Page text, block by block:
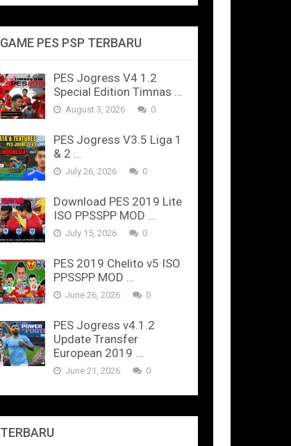
GAME PES PSP TERBARU
PES Jogress V4 1.2
Special Edition Timnas …
August 3, 2026 0
PES Jogress V3.5 Liga 1
& 2 …
July 26, 2026 0
Download PES 2019 Lite
ISO PPSSPP MOD …
July 15, 2026 0
PES 2019 Chelito v5 ISO
PPSSPP MOD …
June 26, 2026 0
PES Jogress v4.1.2
Update Transfer
European 2019 …
June 21, 2026 0
TERBARU